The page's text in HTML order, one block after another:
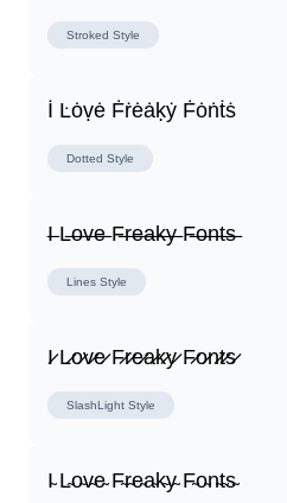
Stroked Style
İ Ŀȯṿė Ḟṙėȧḳẏ Ḟȯṅṫṡ
Dotted Style
I̶ L̶o̶v̶e̶ F̶r̶e̶a̶k̶y̶ F̶o̶n̶t̶s̶
Lines Style
I̷ L̷o̷v̷e̷ F̷r̷e̷a̷k̷y̷ F̷o̷n̷t̷s̷
SlashLight Style
I̴ L̴o̴v̴e̴ F̴r̴e̴a̴k̴y̴ F̴o̴n̴t̴s̴